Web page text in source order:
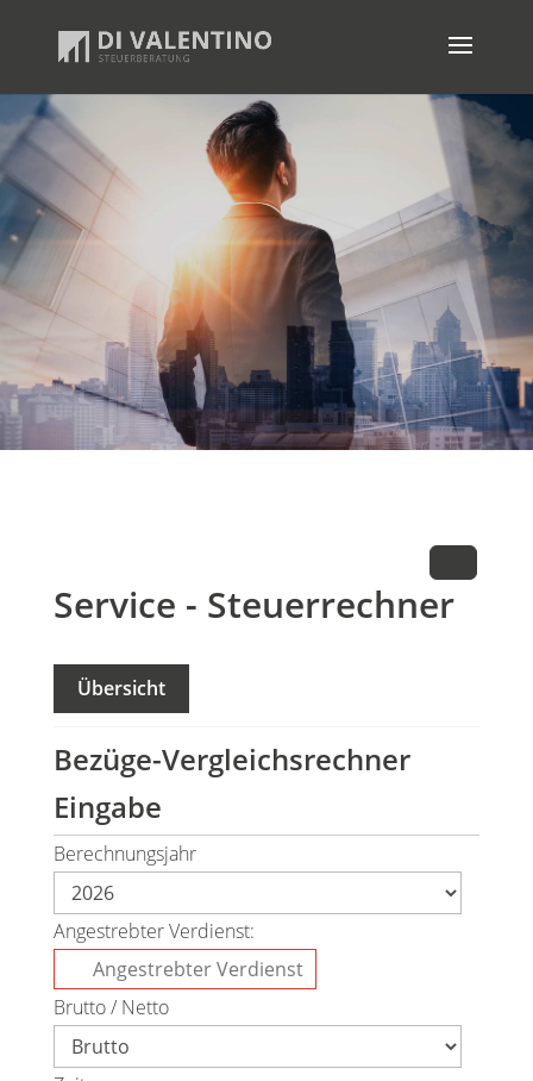
Service - Steuerrechner
Übersicht
Bezüge-Vergleichsrechner
Eingabe
Berechnungsjahr
Angestrebter Verdienst:
Brutto / Netto